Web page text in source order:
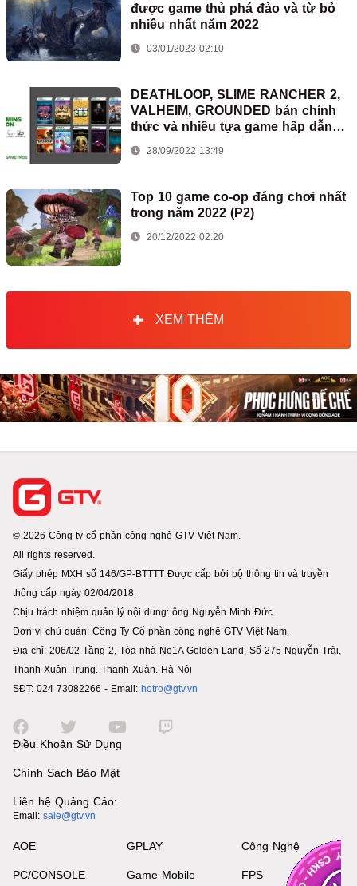
được game thủ phá đảo và từ bỏ
nhiều nhất năm 2022
03/01/2023 02:10
DEATHLOOP, SLIME RANCHER 2,
VALHEIM, GROUNDED bản chính
thức và nhiều tựa game hấp dẫn
khác sẽ sớm có mặt trên XBOX
Game Pass
28/09/2022 13:49
Top 10 game co-op đáng chơi nhất
trong năm 2022 (P2)
20/12/2022 02:20
XEM THÊM
© 2026 Công ty cổ phần công nghệ GTV Việt Nam.
All rights reserved.
Giấy phép MXH số 146/GP-BTTTT Được cấp bởi bộ thông tin và truyền
thông cấp ngày 02/04/2018.
Chịu trách nhiệm quản lý nội dung: ông Nguyễn Minh Đức.
Đơn vị chủ quản: Công Ty Cổ phần công nghệ GTV Việt Nam.
Địa chỉ: 206/02 Tầng 2, Tòa nhà No1A Golden Land, Số 275 Nguyễn Trãi,
Thanh Xuân Trung. Thanh Xuân. Hà Nội
SĐT: 024 73082266 - Email: hotro@gtv.vn
Điều Khoản Sử Dụng
Chính Sách Bảo Mật
Liên hệ Quảng Cáo:
Email: sale@gtv.vn
AOE
PC/CONSOLE
GPLAY
Game Mobile
Công Nghệ
FPS